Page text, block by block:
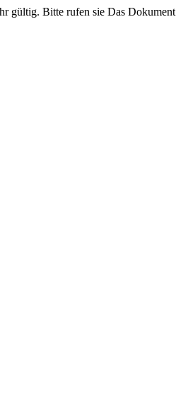
gültig. Bitte rufen sie Das Dokument